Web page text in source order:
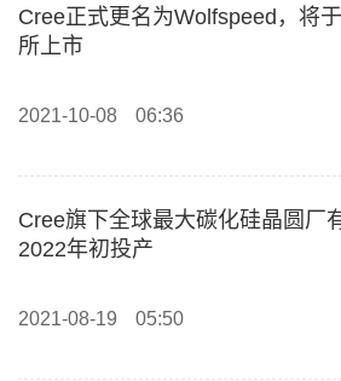
Cree正式更名为Wolfspeed，将
所上市
2021-10-08 06:36
Cree旗下全球最大碳化硅晶圆厂
2022年初投产
2021-08-19 05:50